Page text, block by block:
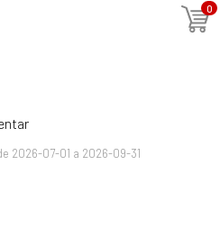
0
2026-07-01 a 2026-09-31